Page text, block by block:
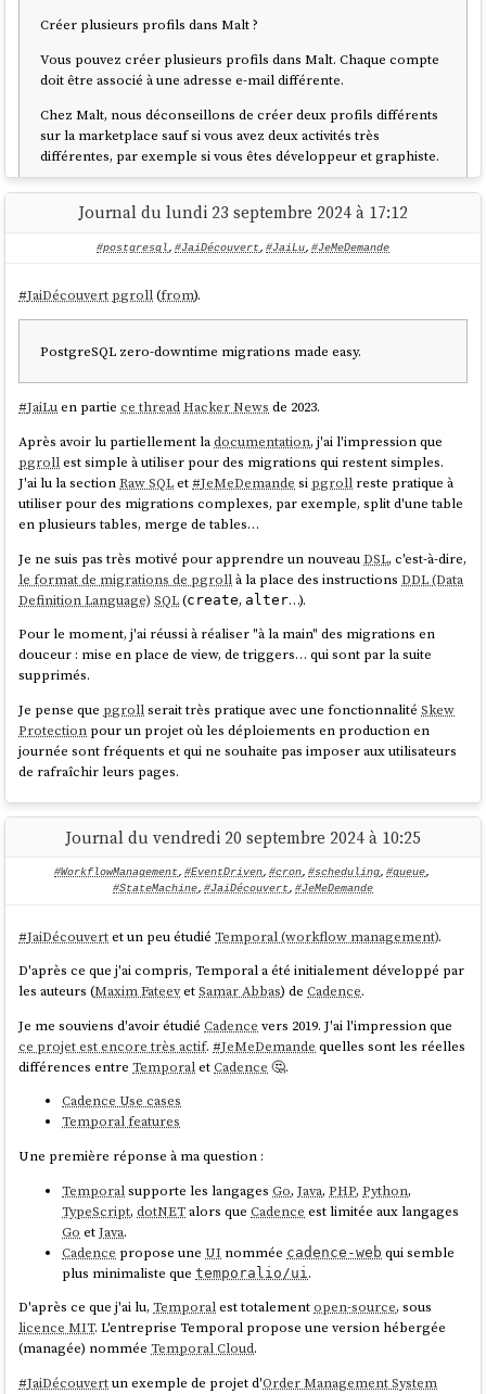
Créer plusieurs profils dans Malt ?
Vous pouvez créer plusieurs profils dans Malt. Chaque compte
doit être associé à une adresse e-mail différente.
Chez Malt, nous déconseillons de créer deux profils différents
sur la marketplace sauf si vous avez deux activités très
différentes, par exemple si vous êtes développeur et graphiste.
Vos filleuls et gains cumulés seront alors répartis entre
plusieurs profils.
Si vous exercez deux activités indépendantes très différentes,
prenant soin de télécharger les documents liés à votre(vos)
activité(s).
deux profils.
Je me suis ensuite dit qu'avant de mettre en place une stratégie
complexe, qu'il serait plus judicieux de commencer par créer et
publier un simple profil.
longue liste de compétences. J'ai alors pensé que l'idée de créer
plusieurs profils n'était finalement plus nécessaire.
Journal du lundi 23 septembre 2024 à 17:12
#postgresql, #JaiDécouvert, #JaiLu, #JeMeDemande
#JaiDécouvert pgroll(from).
PostgreSQL zero-downtime migrations made easy.
#JaiLuen partiece thread Hacker News de 2023.
Après avoir lu partiellement ladocumentation, j'ai l'impression que
pgrollest simple à utiliser pour des migrations qui restent simples.
J'ai lu la sectionRaw SQLet #JeMeDemande si pgroll reste pratique à
utiliser pour des migrations complexes, par exemple, split d'une table
en plusieurs tables, merge de tables…
Je ne suis pas très motivé pour apprendre un nouveauDSL, c'est-à-dire,
le format de migrations de pgrollà la place des instructionsDDL (Data
Definition Language) SQL(create, alter…).
Pour le moment, j'ai réussi à réaliser "à la main" des migrations en
douceur : mise en place de view, de triggers… qui sont par la suite
supprimés.
Je pense que pgrollserait très pratique avec une fonctionnalitéSkew
Protection pour un projet où les déploiements en production en
journée sont fréquents et qui ne souhaite pas imposer aux utilisateurs
de rafraîchir leurs pages.
Journal du vendredi 20 septembre 2024 à 10:25
#WorkflowManagement, #EventDriven, #cron, #scheduling, #queue,
#StateMachine, #JaiDécouvert, #JeMeDemande
#JaiDécouvertet un peu étudiéTemporal (workflow management).
D'après ce que j'ai compris, Temporal a été initialement développé par
les auteurs (Maxim FateevetSamar Abbas) deCadence.
Je me souviens d'avoir étudiéCadence vers 2019. J'ai l'impression que
ce projet est encore très actif. #JeMeDemande quelles sont les réelles
différences entreTemporaletCadence 🤔.
Cadence Use cases
Temporal features
Une première réponse à ma question :
Temporalsupporte les langagesGo,Java,PHP,Python,
TypeScript,dotNETalors queCadence est limitée aux langages
Go etJava.
Cadence propose uneUI nommée cadence-web qui semble
plus minimaliste quetemporalio/ui .
D'après ce que j'ai lu,Temporalest totalementopen-source, sous
licence MIT. L'entreprise Temporal propose une version hébergée
(managée) nomméeTemporal Cloud.
#JaiDécouvertun exemple de projet d'Order Management System